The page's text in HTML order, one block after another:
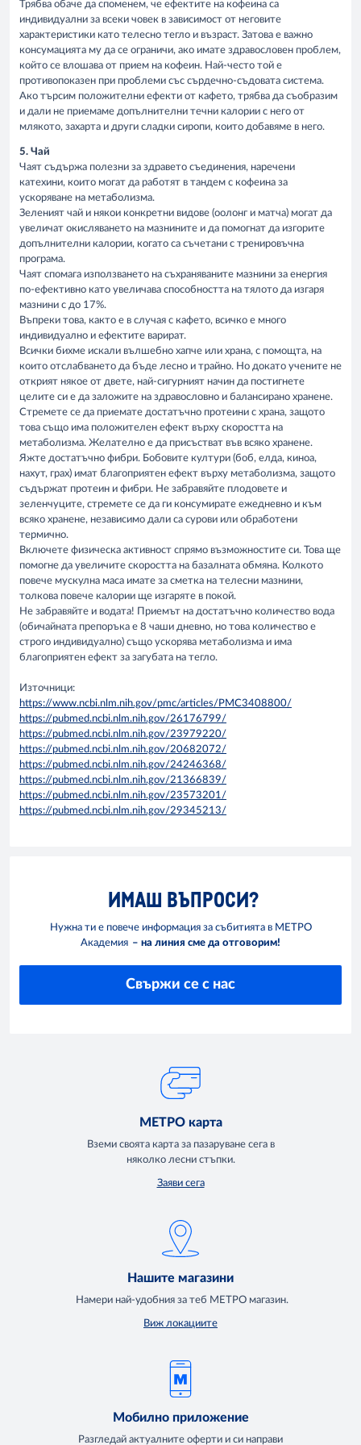
Трябва обаче да споменем, че ефектите на кофеина са
индивидуални за всеки човек в зависимост от неговите
характеристики като телесно тегло и възраст. Затова е важно
консумацията му да се ограничи, ако имате здравословен проблем,
който се влошава от прием на кофеин. Най-често той е
противопоказен при проблеми със сърдечно-съдовата система.
Ако търсим положителни ефекти от кафето, трябва да съобразим
и дали не приемаме допълнителни течни калории с него от
млякото, захарта и други сладки сиропи, които добавяме в него.
5. Чай
Чаят съдържа полезни за здравето съединения, наречени
катехини, които могат да работят в тандем с кофеина за
ускоряване на метаболизма.
Зеленият чай и някои конкретни видове (оолонг и матча) могат да
увеличат окисляването на мазнините и да помогнат да изгорите
допълнителни калории, когато са съчетани с тренировъчна
програма.
Чаят спомага използването на съхраняваните мазнини за енергия
по-ефективно като увеличава способността на тялото да изгаря
мазнини с до 17%.
Въпреки това, както е в случая с кафето, всичко е много
индивидуално и ефектите варират.
Всички бихме искали вълшебно хапче или храна, с помощта, на
които отслабването да бъде лесно и трайно. Но докато учените не
открият някое от двете, най-сигурният начин да постигнете
целите си е да заложите на здравословно и балансирано хранене.
Стремете се да приемате достатъчно протеини с храна, защото
това също има положителен ефект върху скоростта на
метаболизма. Желателно е да присъстват във всяко хранене.
Яжте достатъчно фибри. Бобовите култури (боб, елда, киноа,
нахут, грах) имат благоприятен ефект върху метаболизма, защото
съдържат протеин и фибри. Не забравяйте плодовете и
зеленчуците, стремете се да ги консумирате ежедневно и към
всяко хранене, независимо дали са сурови или обработени
термично.
Включете физическа активност спрямо възможностите си. Това ще
помогне да увеличите скоростта на базалната обмяна. Колкото
повече мускулна маса имате за сметка на телесни мазнини,
толкова повече калории ще изгаряте в покой.
Не забравяйте и водата! Приемът на достатъчно количество вода
(обичайната препоръка е 8 чаши дневно, но това количество е
строго индивидуално) също ускорява метаболизма и има
благоприятен ефект за загубата на тегло.
Източници:
https://www.ncbi.nlm.nih.gov/pmc/articles/PMC3408800/
https://pubmed.ncbi.nlm.nih.gov/26176799/
https://pubmed.ncbi.nlm.nih.gov/23979220/
https://pubmed.ncbi.nlm.nih.gov/20682072/
https://pubmed.ncbi.nlm.nih.gov/24246368/
https://pubmed.ncbi.nlm.nih.gov/21366839/
https://pubmed.ncbi.nlm.nih.gov/23573201/
https://pubmed.ncbi.nlm.nih.gov/29345213/
ИМАШ ВЪПРОСИ?
Нужна ти е повече информация за събитията в МЕТРО
Академия – на линия сме да отговорим!
Свържи се с нас
МЕТРО карта
Вземи своята карта за пазаруване сега в
няколко лесни стъпки.
Заяви сега
Нашите магазини
Намери най-удобния за теб МЕТРО магазин.
Виж локациите
Мобилно приложение
Разгледай актуалните оферти и си направи